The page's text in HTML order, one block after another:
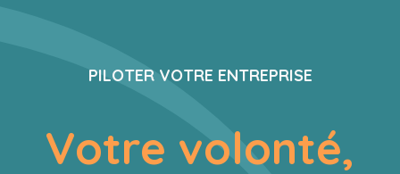
Social
Piloter votre entreprise
PILOTER VOTRE ENTREPRISE
Votre volonté,